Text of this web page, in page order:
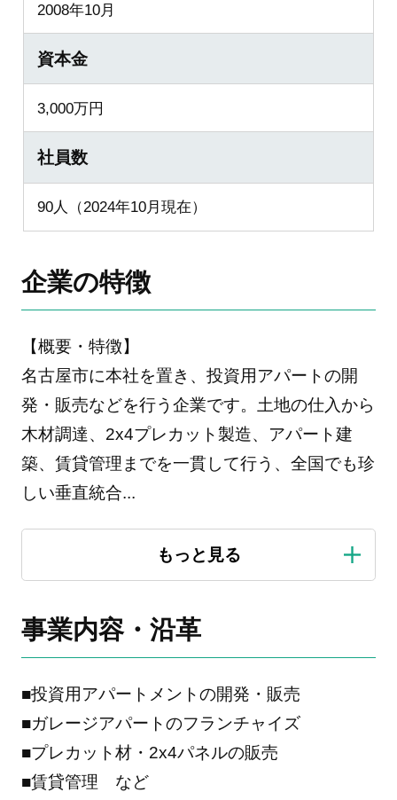
2008年10月
資本金
3,000万円
社員数
90人（2024年10月現在）
企業の特徴
【概要・特徴】
名古屋市に本社を置き、投資用アパートの開
発・販売などを行う企業です。土地の仕入から
木材調達、2x4プレカット製造、アパート建
築、賃貸管理までを一貫して行う、全国でも珍
しい垂直統合...
事業内容・沿革
■投資用アパートメントの開発・販売
■ガレージアパートのフランチャイズ
■プレカット材・2x4パネルの販売
■賃貸管理 など